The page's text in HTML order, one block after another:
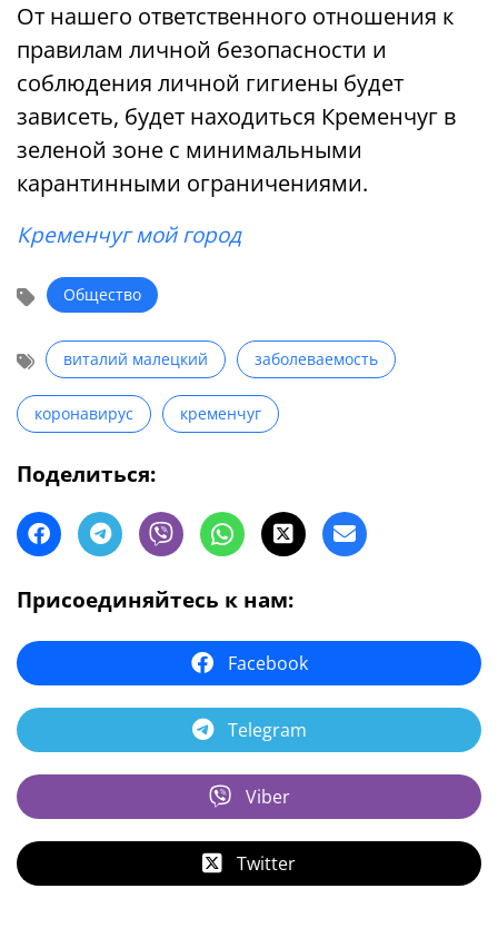
От нашего ответственного отношения к
правилам личной безопасности и
соблюдения личной гигиены будет
зависеть, будет находиться Кременчуг в
зеленой зоне с минимальными
карантинными ограничениями.
Кременчуг мой город
Общество
виталий малецкий заболеваемость
коронавирус кременчуг
Поделиться:
Присоединяйтесь к нам:
Facebook
Telegram
Viber
Twitter